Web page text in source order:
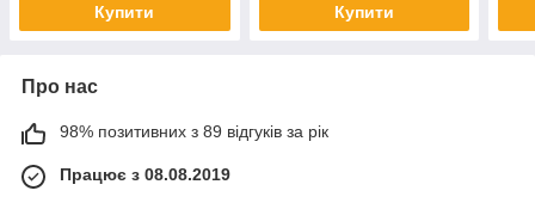
Купити Купити
Про нас
98% позитивних з 89 відгуків за рік
Працює з 08.08.2019